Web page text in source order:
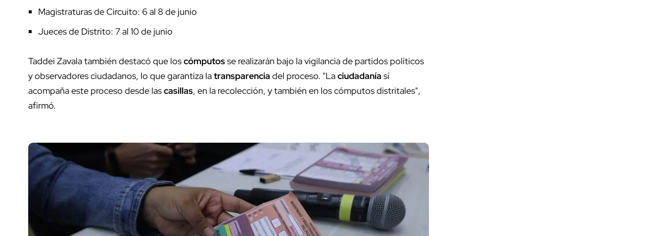
Magistraturas de Circuito: 6 al 8 de junio
Jueces de Distrito: 7 al 10 de junio
Taddei Zavala también destacó que loscómputosse realizarán bajo la vigilancia de partidos políticos
y observadores ciudadanos, lo que garantiza latransparencia del proceso. "Laciudadanía sí
acompaña este proceso desde lascasillas, en la recolección, y también en los cómputos distritales",
afirmó.